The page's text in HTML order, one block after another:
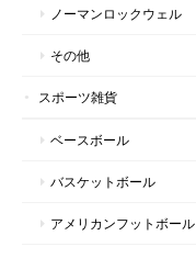
ノーマンロックウェル
その他
スポーツ雑貨
ベースボール
バスケットボール
アメリカンフットボール